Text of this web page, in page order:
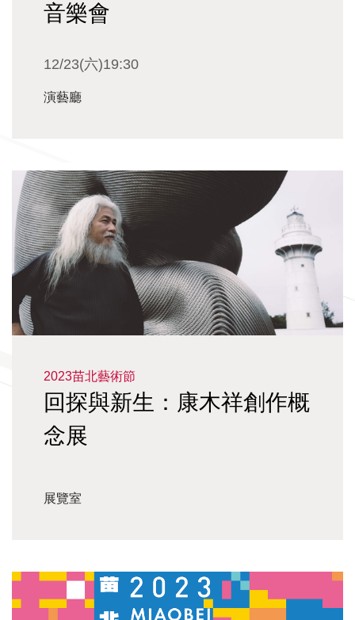
音樂會
12/23(六)19:30
演藝廳
2023苗北藝術節
回探與新生：康木祥創作概
念展
展覽室